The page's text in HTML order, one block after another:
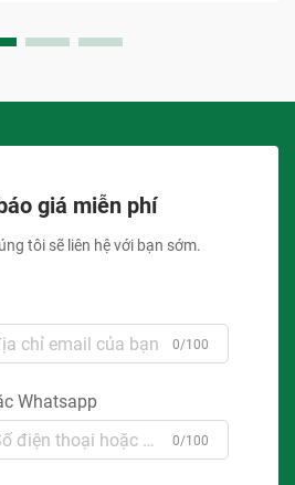
giá miễn phí
tôi sẽ liên hệ với bạn sớm.
0/100
Whatsapp
0/100